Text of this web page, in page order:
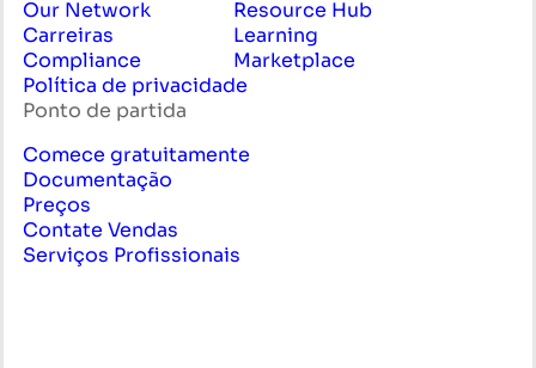
Our Network
Carreiras
Compliance
Política de privacidade
Resource Hub
Learning
Marketplace
Ponto de partida
Comece gratuitamente
Documentação
Preços
Contate Vendas
Serviços Profissionais